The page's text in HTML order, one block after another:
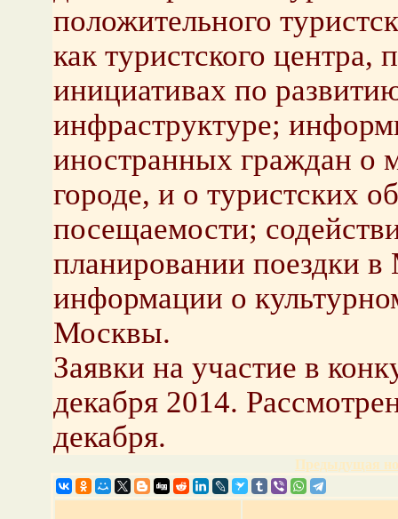
положительного
как туристского
инициативах по
инфраструктуре;
иностранных граждан о
городе, и о туристских
посещаемости;
планировании поездки
информации о
Москвы.
Заявки на участие в
декабря 2014.
декабря.
Предыдущая